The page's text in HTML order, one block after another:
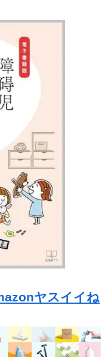
ヤスイイね